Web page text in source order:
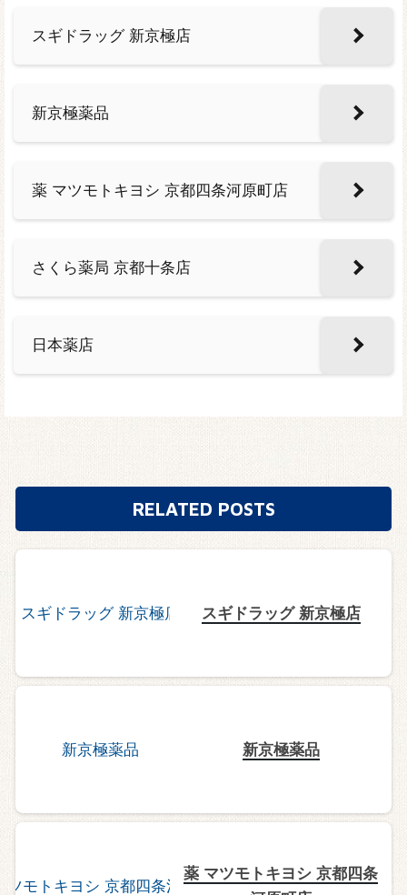
スギドラッグ 新京極店
新京極薬品
薬 マツモトキヨシ 京都四条河原町店
さくら薬局 京都十条店
日本薬店
RELATED POSTS
スギドラッグ 新京極店
新京極薬品
薬 マツモトキヨシ 京都四条